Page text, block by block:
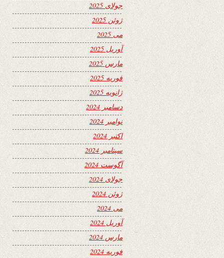
جولای 2025
ژوئن 2025
می 2025
آوریل 2025
مارس 2025
فوریه 2025
ژانویه 2025
دسامبر 2024
نوامبر 2024
اکتبر 2024
سپتامبر 2024
آگوست 2024
جولای 2024
ژوئن 2024
می 2024
آوریل 2024
مارس 2024
فوریه 2024